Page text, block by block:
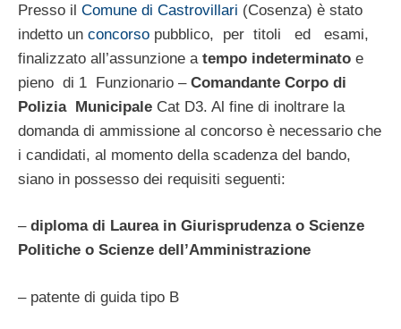
Presso il Comune di Castrovillari (Cosenza) è stato
indetto un concorso pubblico, per titoli ed esami,
finalizzato all’assunzione a tempo indeterminato e
pieno di 1 Funzionario – Comandante Corpo di
Polizia Municipale Cat D3. Al fine di inoltrare la
domanda di ammissione al concorso è necessario che
i candidati, al momento della scadenza del bando,
siano in possesso dei requisiti seguenti:
–diploma di Laurea in Giurisprudenza o Scienze
Politiche o Scienze dell’Amministrazione
– patente di guida tipo B